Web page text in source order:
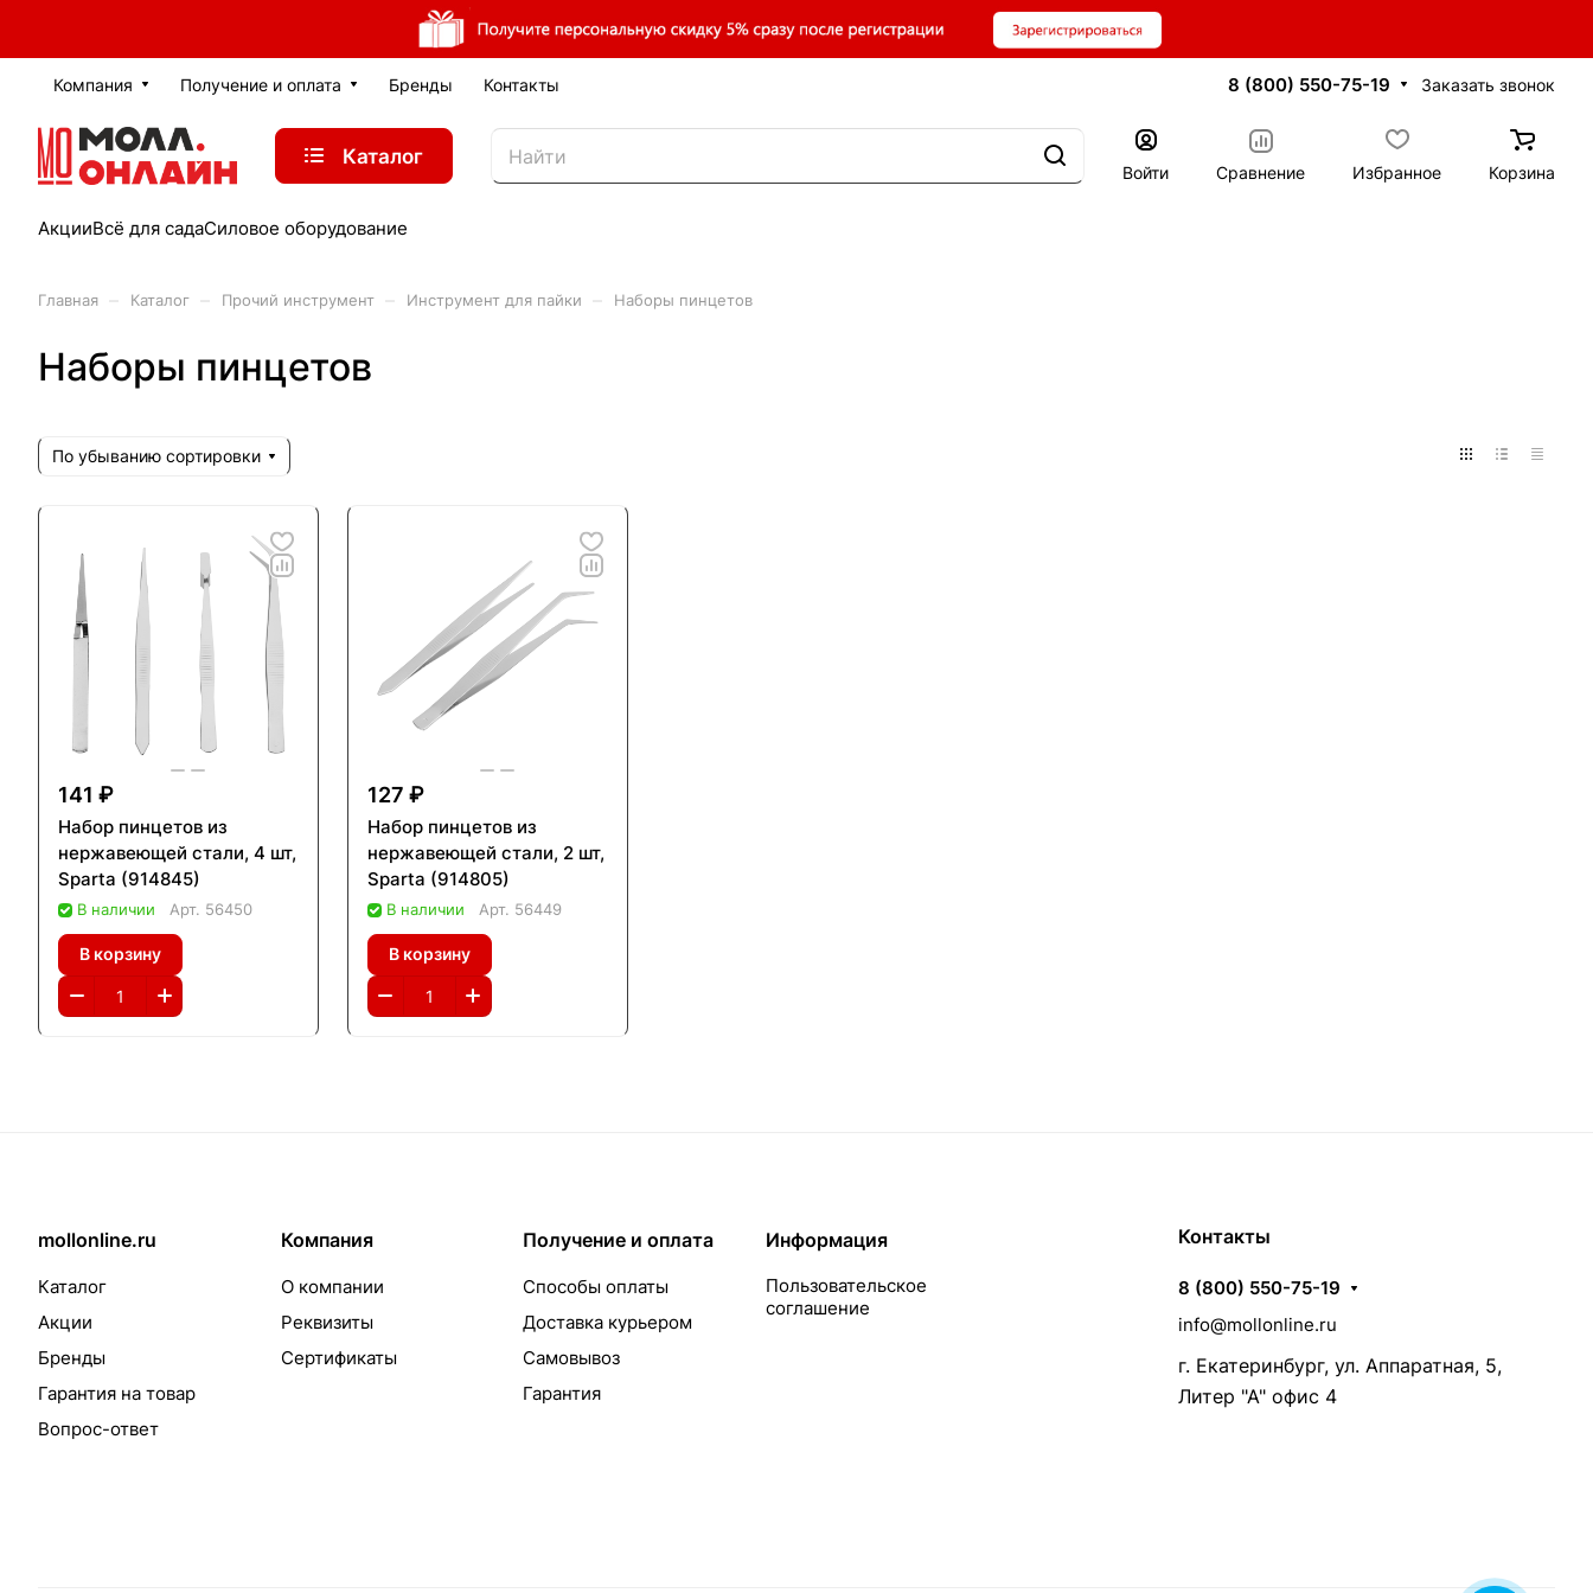
Компания Получение и оплата Бренды Контакты 8 (800) 550-75-19 Заказать звонок
Каталог
Войти Сравнение Избранное Корзина
АкцииВсё для садаСиловое оборудование
Главная Каталог Прочий инструмент Инструмент для пайки Наборы пинцетов
Наборы пинцетов
По убыванию сортировки
141 ₽
Набор пинцетов из
нержавеющей стали, 4 шт,
Sparta (914845)
В наличии Арт. 56450
В корзину
127 ₽
Набор пинцетов из
нержавеющей стали, 2 шт,
Sparta (914805)
В наличии Арт. 56449
В корзину
mollonline.ru
Каталог
Акции
Бренды
Гарантия на товар
Вопрос-ответ
Компания
О компании
Реквизиты
Сертификаты
Получение и оплата
Способы оплаты
Доставка курьером
Самовывоз
Гарантия
Информация
Пользовательское
соглашение
Контакты
8 (800) 550-75-19
info@mollonline.ru
г. Екатеринбург, ул. Аппаратная, 5,
Литер "А" офис 4